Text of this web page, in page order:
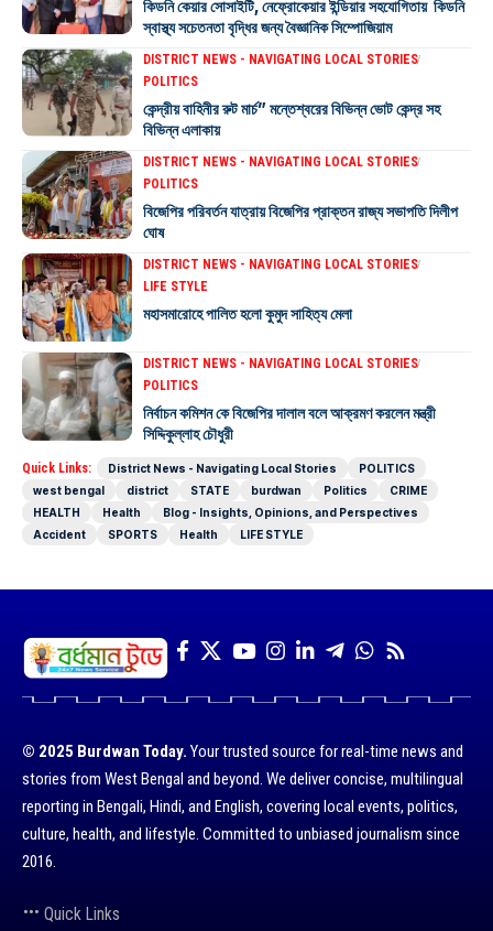
কিডনি কেয়ার সোসাইটি, নেফ্রোকেয়ার ইন্ডিয়ার সহযোগিতায় কিডনি
স্বাস্থ্য সচেতনতা বৃদ্ধির জন্য বৈজ্ঞানিক সিম্পোজিয়াম
DISTRICT NEWS - NAVIGATING LOCAL STORIES
POLITICS
কেন্দ্রীয় বাহিনীর রুট মার্চ” মন্তেশ্বরের বিভিন্ন ভোট কেন্দ্র সহ
বিভিন্ন এলাকায়
DISTRICT NEWS - NAVIGATING LOCAL STORIES
POLITICS
বিজেপির পরিবর্তন যাত্রায় বিজেপির প্রাক্তন রাজ্য সভাপতি দিলীপ
ঘোষ
DISTRICT NEWS - NAVIGATING LOCAL STORIES
LIFE STYLE
মহাসমারোহে পালিত হলো কুমুদ সাহিত্য মেলা
DISTRICT NEWS - NAVIGATING LOCAL STORIES
POLITICS
নির্বাচন কমিশন কে বিজেপির দালাল বলে আক্রমণ করলেন মন্ত্রী
সিদ্দিকুল্লাহ চৌধুরী
Quick Links: District News - Navigating Local Stories
POLITICS
west bengal
district STATE burdwan Politics
CRIME
HEALTH
Health
Blog - Insights, Opinions, and Perspectives
Accident
SPORTS Health LIFE STYLE
© 2025 Burdwan Today. Your trusted source for real-time news and
stories from West Bengal and beyond. We deliver concise, multilingual
reporting in Bengali, Hindi, and English, covering local events, politics,
culture, health, and lifestyle. Committed to unbiased journalism since
2016.
Quick Links